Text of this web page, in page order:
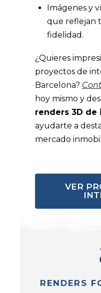
Imágenes y
que reflejan
fidelidad.
¿Quieres
proyectos de
Barcelona?
hoy mismo y
renders 3D de
ayudarte a
mercado
VER
RENDERS